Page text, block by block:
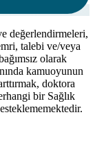
değerlendirmeleri,
talebi ve/veya
olarak
kamuoyunun
doktora
bir Sağlık